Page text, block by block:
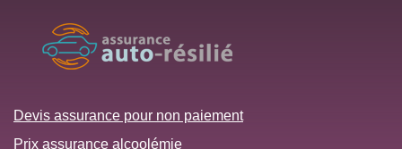
Devis assurance pour non paiement
Prix assurance alcoolémie